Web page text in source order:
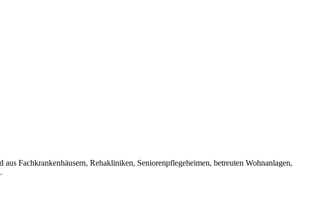
Fachkrankenhäusern, Rehakliniken, Seniorenpflegeheimen, betreuten Wohnanlagen,